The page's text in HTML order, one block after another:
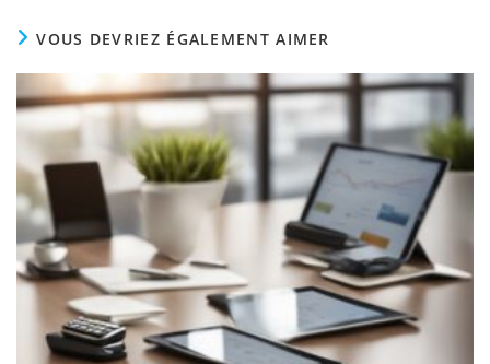
VOUS DEVRIEZ ÉGALEMENT AIMER